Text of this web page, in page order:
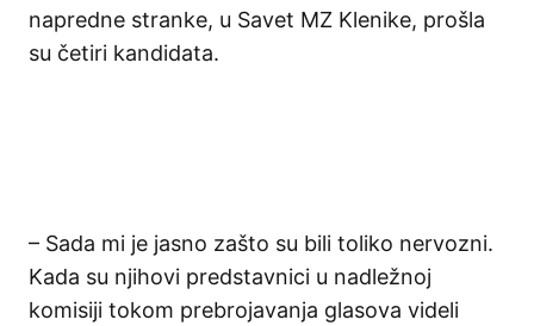
napredne stranke, u Savet MZ Klenike, prošla
su četiri kandidata.
– Sada mi je jasno zašto su bili toliko nervozni.
Kada su njihovi predstavnici u nadležnoj
komisiji tokom prebrojavanja glasova videli